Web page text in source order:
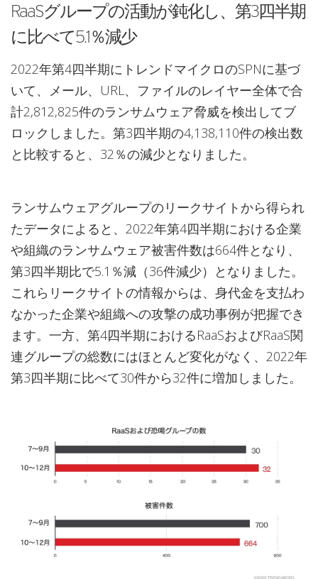
RaaSグループの活動が鈍化し、第3四半期
に比べて5.1％減少
2022年第4四半期にトレンドマイクロのSPNに基づ
いて、メール、URL、ファイルのレイヤー全体で合
計2,812,825件のランサムウェア脅威を検出してブ
ロックしました。第3四半期の4,138,110件の検出数
と比較すると、32％の減少となりました。
ランサムウェアグループのリークサイトから得られ
たデータによると、2022年第4四半期における企業
や組織のランサムウェア被害件数は664件となり、
第3四半期比で5.1％減（36件減少）となりました。
これらリークサイトの情報からは、身代金を支払わ
なかった企業や組織への攻撃の成功事例が把握でき
ます。一方、第4四半期におけるRaaSおよびRaaS関
連グループの総数にはほとんど変化がなく、2022年
第3四半期に比べて30件から32件に増加しました。